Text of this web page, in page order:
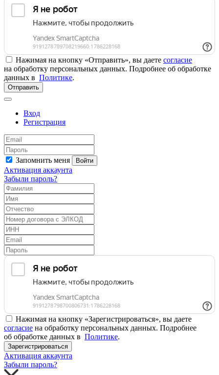
Нажимая на кнопку «Отправить», вы даете согласие
на обработку персональных данных. Подробнее об обработке
данных в Политике.
Отправить
Вход
Регистрация
Запомнить меня Войти
Активация аккаунта
Забыли пароль?
Нажимая на кнопку «Зарегистрироваться», вы даете
согласие на обработку персональных данных. Подробнее
об обработке данных в Политике.
Зарегистрироваться
Активация аккаунта
Забыли пароль?